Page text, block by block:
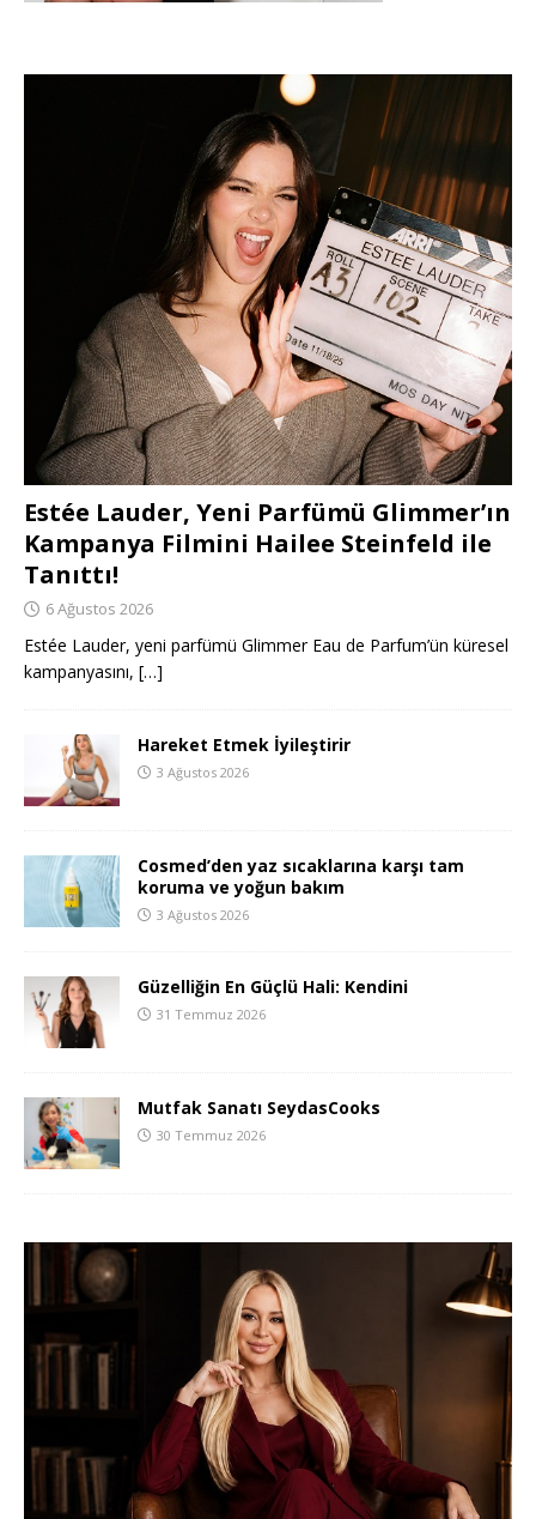
Estée Lauder, Yeni Parfümü Glimmer’ın
Kampanya Filmini Hailee Steinfeld ile
Tanıttı!
6 Ağustos 2026
Estée Lauder, yeni parfümü Glimmer Eau de Parfum’ün küresel
kampanyasını, […]
Hareket Etmek İyileştirir
3 Ağustos 2026
Cosmed’den yaz sıcaklarına karşı tam
koruma ve yoğun bakım
3 Ağustos 2026
Güzelliğin En Güçlü Hali: Kendini
31 Temmuz 2026
Mutfak Sanatı SeydasCooks
30 Temmuz 2026